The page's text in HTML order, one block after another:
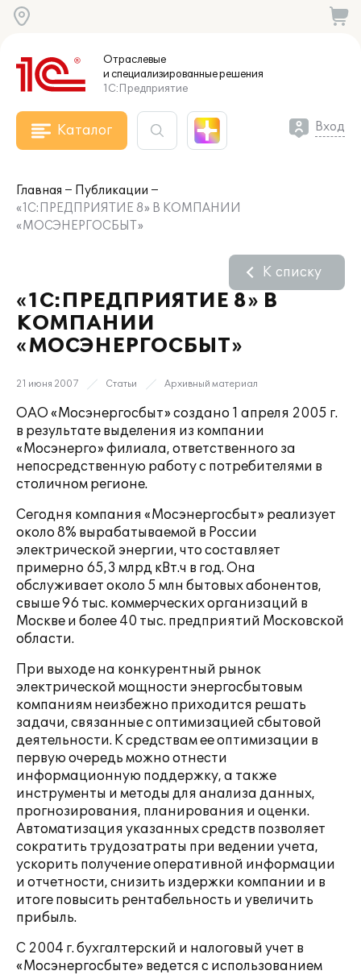
Отраслевые
и специализированныерешения
1С:Предприятие
Каталог Вход
Главная
Публикации
«1С:ПРЕДПРИЯТИЕ 8» В КОМПАНИИ
«МОСЭНЕРГОСБЫТ»
«1С:ПРЕДПРИЯТИЕ 8» В
КОМПАНИИ
«МОСЭНЕРГОСБЫТ»
К списку
21 июня 2007 Статьи Архивный материал
ОАО «Мосэнергосбыт» создано 1 апреля 2005 г.
в результате выделения из компании
«Мосэнерго» филиала, ответственного за
непосредственную работу с потребителями в
столичном регионе.
Сегодня компания «Мосэнергосбыт» реализует
около 8% вырабатываемой в России
электрической энергии, что составляет
примерно 65,3 млрд кВт.ч в год. Она
обслуживает около 5 млн бытовых абонентов,
свыше 96 тыс. коммерческих организаций в
Москве и более 40 тыс. предприятий Московской
области.
При выходе на конкурентный рынок
электрической мощности энергосбытовым
компаниям неизбежно приходится решать
задачи, связанные с оптимизацией сбытовой
деятельности. К средствам ее оптимизации в
первую очередь можно отнести
информационную поддержку, а также
инструменты и методы для анализа данных,
прогнозирования, планирования и оценки.
Автоматизация указанных средств позволяет
сократить трудозатраты при ведении учета,
ускорить получение оперативной информации
и отчетности, снизить издержки компании и в
итоге повысить рентабельность и увеличить
прибыль.
С 2004 г. бухгалтерский и налоговый учет в
«Мосэнергосбыте» ведется с использованием